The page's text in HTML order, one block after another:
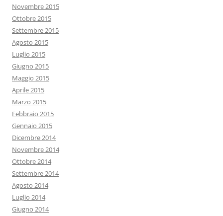
Novembre 2015
Ottobre 2015
Settembre 2015
Agosto 2015
Luglio 2015
Giugno 2015
Maggio 2015
Aprile 2015
Marzo 2015
Febbraio 2015
Gennaio 2015
Dicembre 2014
Novembre 2014
Ottobre 2014
Settembre 2014
Agosto 2014
Luglio 2014
Giugno 2014